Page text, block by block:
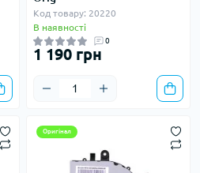
Код товару: 20220
В наявності
0
1 190 грн
Оригінал